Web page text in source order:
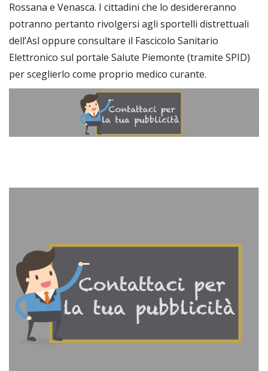
Rossana e Venasca. I cittadini che lo desidereranno
potranno pertanto rivolgersi agli sportelli distrettuali
dell’Asl oppure consultare il Fascicolo Sanitario
Elettronico sul portale Salute Piemonte (tramite SPID)
per sceglierlo come proprio medico curante.